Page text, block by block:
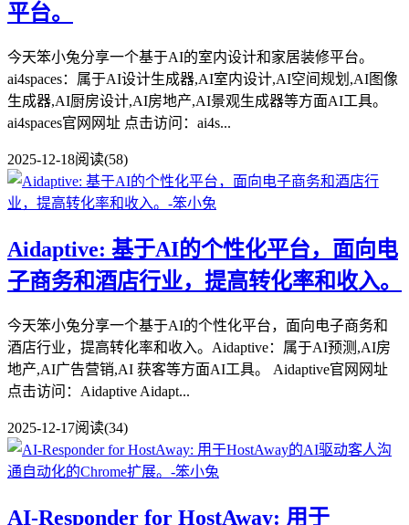
平台。
今天笨小兔分享一个基于AI的室内设计和家居装修平台。
ai4spaces：属于AI设计生成器,AI室内设计,AI空间规划,AI图像
生成器,AI厨房设计,AI房地产,AI景观生成器等方面AI工具。
ai4spaces官网网址 点击访问：ai4s...
2025-12-18阅读(58)
Aidaptive: 基于AI的个性化平台，面向电
子商务和酒店行业，提高转化率和收入。
今天笨小兔分享一个基于AI的个性化平台，面向电子商务和
酒店行业，提高转化率和收入。Aidaptive：属于AI预测,AI房
地产,AI广告营销,AI 获客等方面AI工具。 Aidaptive官网网址
点击访问：Aidaptive Aidapt...
2025-12-17阅读(34)
AI-Responder for HostAway: 用于